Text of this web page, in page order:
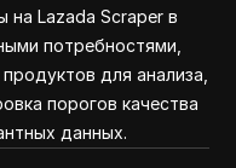
Lazada Scraper в
потребностями,
для анализа,
порогов качества
данных.